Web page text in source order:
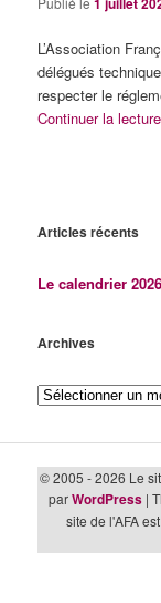
L’Association
délégués
respecter le
Continuer la lecture
Articles récents
Le calendrier
Archives
Archives
© 2005 - 2026 Le
parWordPress |
site de l'AFA